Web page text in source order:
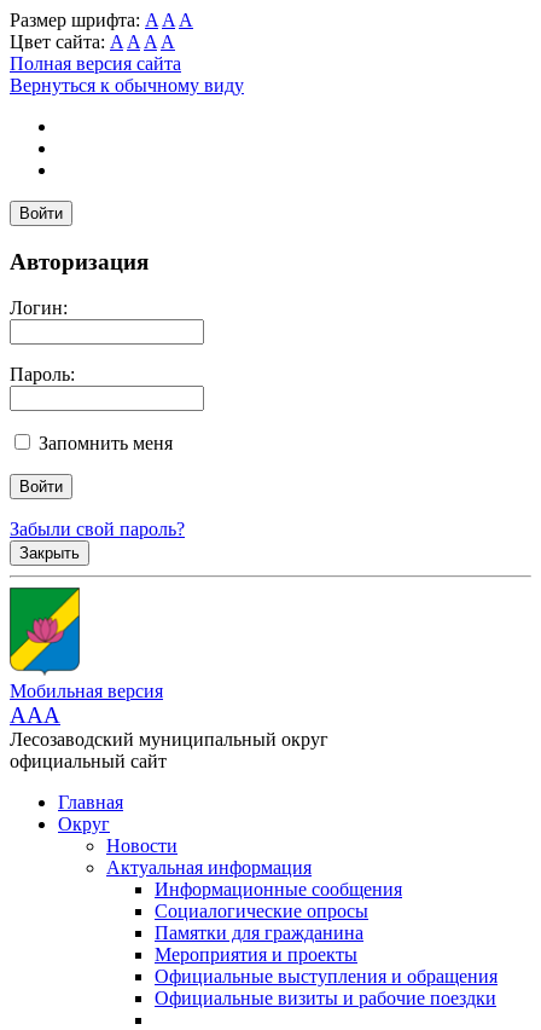
Размер шрифта: A A A
Цвет сайта: A A A A
Полная версия сайта
Вернуться к обычному виду
Войти
Авторизация
Логин:
Пароль:
Запомнить меня
Забыли свой пароль?
Закрыть
Мобильная версия
AAA
Лесозаводский муниципальный округ
официальный сайт
Главная
Округ
Новости
Актуальная информация
Информационные сообщения
Социалогические опросы
Памятки для гражданина
Мероприятия и проекты
Официальные выступления и обращения
Официальные визиты и рабочие поездки